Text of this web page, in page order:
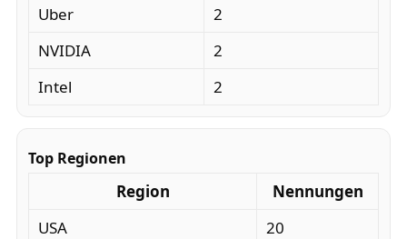
Uber
2
NVIDIA
2
Intel
2
Top Regionen
Region
Nennungen
USA
20